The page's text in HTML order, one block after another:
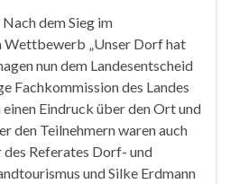
dem Sieg im
Wettbewerb „Unser Dorf hat
nun dem Landesentscheid
Fachkommission des Landes
Eindruck über den Ort und
den Teilnehmern waren auch
Referates Dorf- und
und Silke Erdmann